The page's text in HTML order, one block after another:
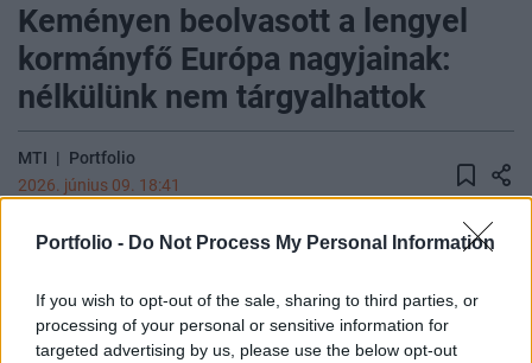
Portfolio - Do Not Process My Personal Information
If you wish to opt-out of the sale, sharing to third parties, or
processing of your personal or sensitive information for
targeted advertising by us, please use the below opt-out
Keményen beolvasott a lengyel
kormányfő Európa nagyjainak:
nélkülünk nem tárgyalhattok
MTI | Portfolio
2026. június 09. 18:41
Elkerülhetetlen Lengyelország részvétele az
tárgyalásokon – jelentette ki Donald Tusk lengyel
kormányfő keddi varsói sajtóértekezletén.